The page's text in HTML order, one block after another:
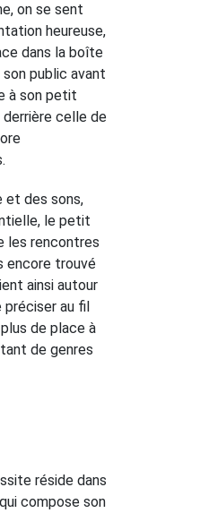
on se sent
heureuse,
dans la boîte
public avant
à son petit
derrière celle de
et des sons,
le petit
les rencontres
encore trouvé
ainsi autour
au fil
de place à
de genres
réside dans
compose son